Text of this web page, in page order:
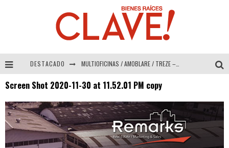
DESTACADO MULTIOFICINAS / AMOBLARE / TREZE – Especial Interiorismo & Decoración 2026
COLINEAL – Especial Interiorismo & Decoración 2026
ADRIANA HOYOS DESIGN STUDIO – Especial Interiorismo & Decoración 2026
Screen Shot 2020-11-30 at 11.52.01 PM copy